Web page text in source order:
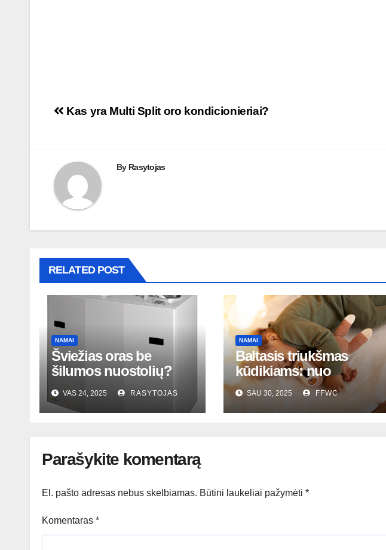
Navigacija
įrašų
Kas yra Multi Split oro kondicionieriai?
By Rasytojas
RELATED POST
NAMAI
Šviežias oras be
šilumos nuostolių?
Rekuperatoriaus
magija tavo namuose
VAS 24, 2025 RASYTOJAS
NAMAI
Baltasis triukšmas
kūdikiams: nuo
naujagimio iki mažylio
– ar jis visada tinka?
SAU 30, 2025 FFWC
Parašykite komentarą
El. pašto adresas nebus skelbiamas. Būtini laukeliai pažymėti *
Komentaras *